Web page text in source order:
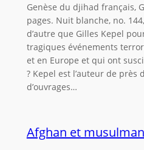
Genèse du djihad français,
pages. Nuit blanche, no.
d’autre que Gilles Kepel
tragiques événements
et en Europe et qui ont
? Kepel est l’auteur de près
d’ouvrages…
Afghan et musulman